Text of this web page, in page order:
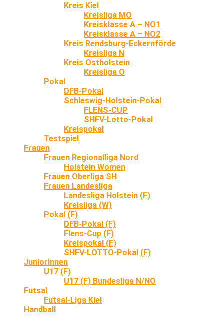
Kreis Kiel
Kreisliga MO
Kreisklasse A – NO1
Kreisklasse A – NO2
Kreis Rendsburg-Eckernförde
Kreisliga N
Kreis Ostholstein
Kreisliga O
Pokal
DFB-Pokal
Schleswig-Holstein-Pokal
FLENS-CUP
SHFV-Lotto-Pokal
Kreispokal
Testspiel
Frauen
Frauen Regionalliga Nord
Holstein Women
Frauen Oberliga SH
Frauen Landesliga
Landesliga Holstein (F)
Kreisliga (W)
Pokal (F)
DFB-Pokal (F)
Flens-Cup (F)
Kreispokal (F)
SHFV-LOTTO-Pokal (F)
Juniorinnen
U17 (F)
U17 (F) Bundesliga N/NO
Futsal
Futsal-Liga Kiel
Handball